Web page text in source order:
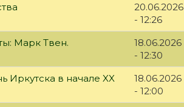
20.06.2026
- 12:26
Марк Твен.
18.06.2026
- 12:30
Иркутска в начале XX
18.06.2026
- 12:00